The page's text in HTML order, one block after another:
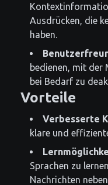
Ausdrücken, die
haben.
bedienen, mit der
bei Bedarf zu
Vorteile
Verbesserte
klare und
Sprachen zu
Nachrichten